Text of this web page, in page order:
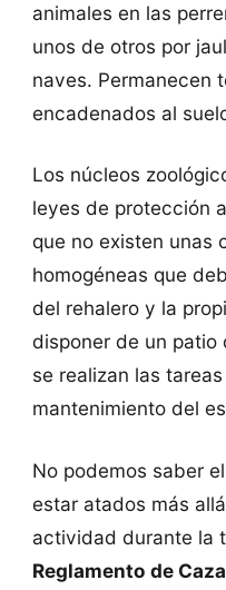
animales en las
unos de otros por
naves. Permanecen
encadenados al
Los núcleos
leyes de protección
que no existen unas
homogéneas que
del rehalero y la
disponer de un patio
se realizan las
mantenimiento del
No podemos saber
estar atados más
actividad durante la
Reglamento de Caza